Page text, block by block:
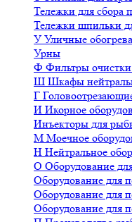
Тележки для сбора
Тележки шпильки
У Уличные
Урны
Ф Фильтры
Ш Шкафы
Г
И Икорное
Инъекторы для
М Моечное
Н Нейтральное
О Оборудование
Оборудование для
Оборудование для
Оборудование для